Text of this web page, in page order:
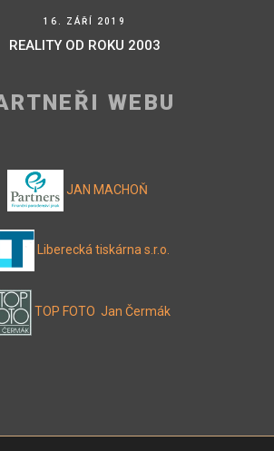
16. ZÁŘÍ 2019
REALITY OD ROKU 2003
WEBU
JAN MACHOŇ
Liberecká tiskárna s.r.o.
TOP FOTO Jan Čermák